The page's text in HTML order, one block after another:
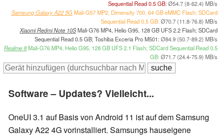
Sequential Read 0.5 GB:Ø54.7 (8-62.4) MB/s
Samsung Galaxy A22 5GMali-G57 MP2, Dimensity 700, 64 GB eMMC Flash; SDCard
Sequential Read 0.5 GB:Ø70.7 (11.8-76.8) MB/s
Xiaomi Redmi Note 10SMali-G76 MP4, Helio G95, 128 GB UFS 2.2 Flash; SDCard
Sequential Read 0.5 GB; Toshiba Exceria Pro M501: Ø84.9 (50.7-89.2) MB/s
Realme 8Mali-G76 MP4, Helio G95, 128 GB UFS 2.1 Flash; SDCard Sequential Read 0.5
GB: Ø71.7 (24.4-75.9) MB/s
Software – Updates? Vielleicht...
OneUI 3.1 auf Basis von Android 11 ist auf dem Samsung
Galaxy A22 4G vorinstalliert. Samsungs hauseigene